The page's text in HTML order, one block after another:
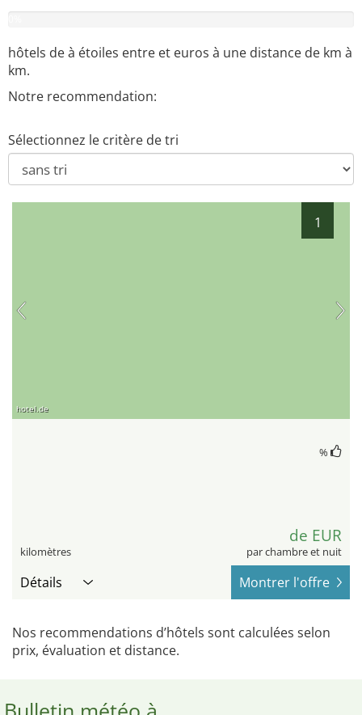
hôtels deà étoiles entre et euros à une distance de km à
km.
Notre recommendation:
Sélectionnez le critère de tri
1
hotel.de
%
kilomètres
de EUR
par chambre et nuit
Détails Montrer l'offre
Nos recommendations d’hôtels sont calculées selon
prix, évaluation et distance.